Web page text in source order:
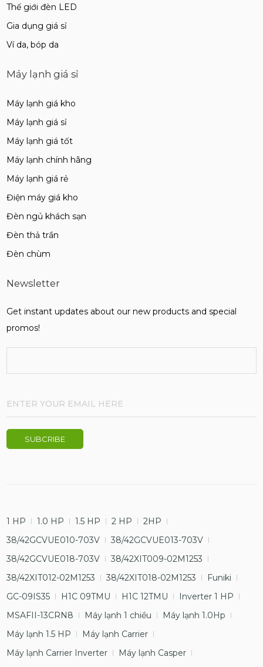
Thế giới đèn LED
Gia dụng giá sỉ
Ví da, bóp da
Máy lạnh giá sỉ
Máy lạnh giá kho
Máy lạnh giá sỉ
Máy lạnh giá tốt
Máy lạnh chính hãng
Máy lạnh giá rẻ
Điện máy giá kho
Đèn ngủ khách sạn
Đèn thả trần
Đèn chùm
Newsletter
Get instant updates about our new products and special
promos!
1 HP 1.0 HP 1.5 HP 2 HP
2HP
38/42GCVUE010-703V
38/42GCVUE013-703V
38/42GCVUE018-703V
38/42XIT009-02M1253
38/42XIT012-02M1253
38/42XIT018-02M1253
Funiki
GC-09IS35
H1C 09TMU H1C 12TMU
Inverter 1 HP
MSAFII-13CRN8
Máy lạnh 1 chiều
Máy lạnh 1.0Hp
Máy lạnh 1.5 HP
Máy lạnh Carrier
Máy lạnh Carrier Inverter
Máy lạnh Casper